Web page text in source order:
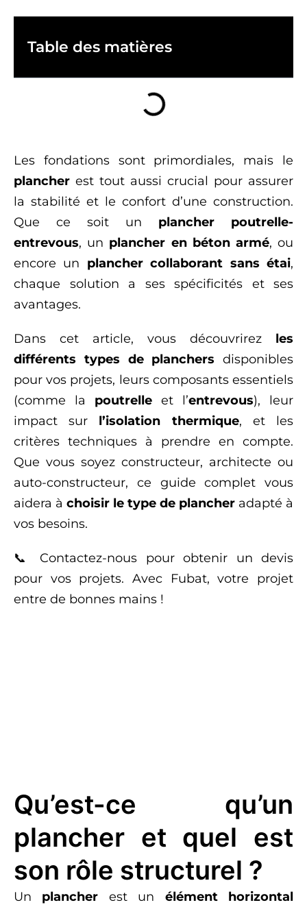
Table des matières
Les fondations sont primordiales, mais le
plancher est tout aussi crucial pour assurer
la stabilité et le confort d’une construction.
Que ce soit un plancher poutrelle-
entrevous, un plancher en béton armé, ou
encore un plancher collaborant sans étai,
chaque solution a ses spécificités et ses
avantages.
Dans cet article, vous découvrirez les
différents types de planchers disponibles
pour vos projets, leurs composants essentiels
(comme la poutrelle et l’entrevous), leur
impact sur l’isolation thermique, et les
critères techniques à prendre en compte.
Que vous soyez constructeur, architecte ou
auto-constructeur, ce guide complet vous
aidera à choisir le type de plancher adapté à
vos besoins.
📞 Contactez-nous pour obtenir un devis
pour vos projets. Avec Fubat, votre projet
entre de bonnes mains !
Qu’est-ce qu’un
plancher et quel est
son rôle structurel ?
Un plancher est un élément horizontal